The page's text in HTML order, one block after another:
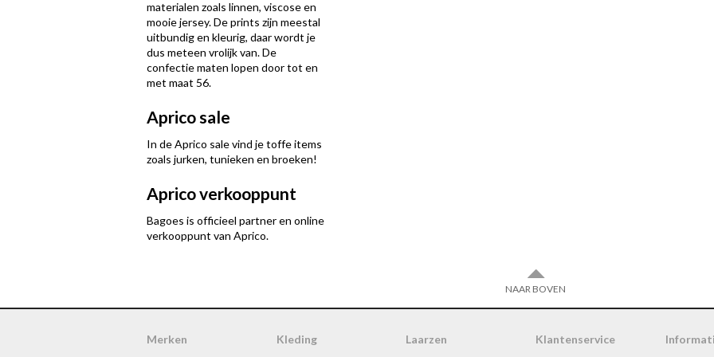
materialen zoals linnen, viscose en
mooie jersey. De prints zijn meestal
uitbundig en kleurig, daar wordt je
dus meteen vrolijk van. De
confectie maten lopen door tot en
met maat 56.
Aprico sale
In de Aprico sale vind je toffe items
zoals jurken, tunieken en broeken!
Aprico verkooppunt
Bagoes is officieel partner en online
verkooppunt van Aprico.
NAAR BOVEN
Merken Kleding Laarzen Klantenservice